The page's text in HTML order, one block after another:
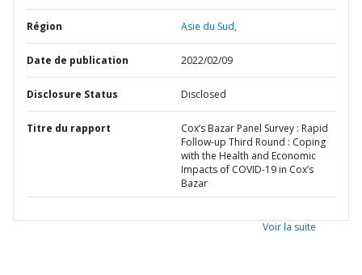
Région Asie du Sud,
Date de publication 2022/02/09
Disclosure Status Disclosed
Titre du rapport
Cox’s Bazar Panel Survey : Rapid
Follow-up Third Round : Coping
with the Health and Economic
Impacts of COVID-19 in Cox’s
Bazar
Voir la suite